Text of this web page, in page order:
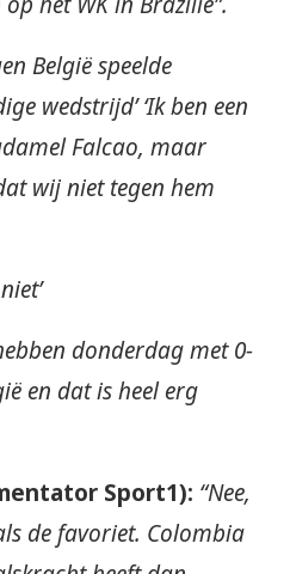
België speelde
wedstrijd’ ‘Ik ben een
Falcao, maar
wij niet tegen hem
donderdag met 0-
en dat is heel erg
Sport1): “Nee,
de favoriet. Colombia